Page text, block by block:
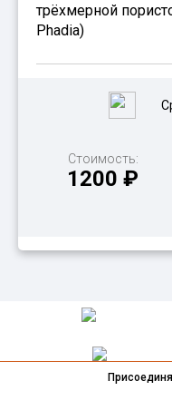
трёхмерной
Phadia)
Стоимость:
1200 ₽